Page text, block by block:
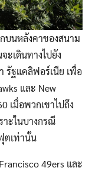
นหลังคาของสนาม
เดินทางไปยัง
รัฐแคลิฟอร์เนีย เพื่อ
และ New
เมื่อพวกเขาไปถึง
ะในบางกรณี
ตเท่านั้น
49ers และ